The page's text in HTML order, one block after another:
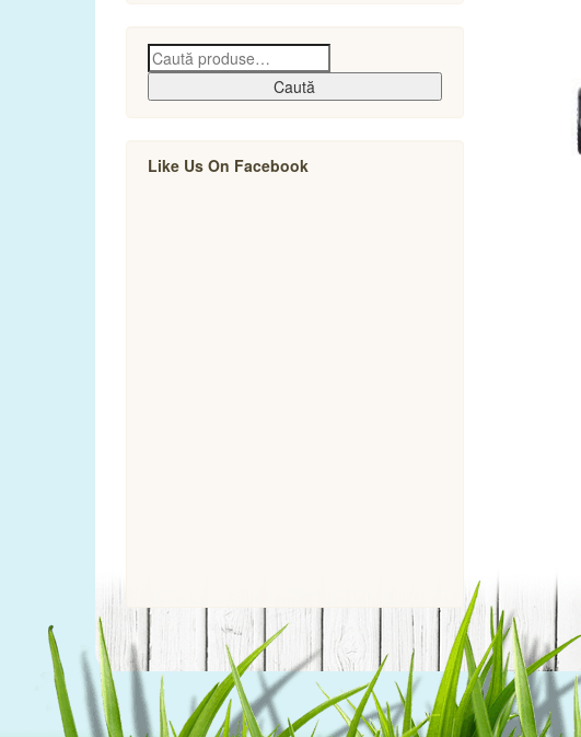
Caută
Like Us On Facebook